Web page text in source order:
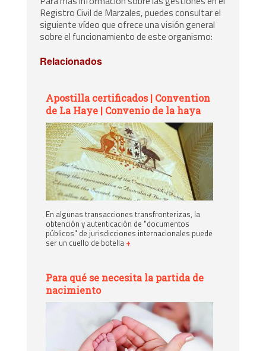
Registro Civil de Marzales, puedes consultar el
siguiente vídeo que ofrece una visión general
sobre el funcionamiento de este organismo:
Relacionados
Apostilla certificados | Convention
de La Haye | Convenio de la haya
En algunas transacciones transfronterizas, la
obtención y autenticación de "documentos
públicos" de jurisdicciones internacionales puede
ser un cuello de botella +
Para qué se necesita la partida de
nacimiento